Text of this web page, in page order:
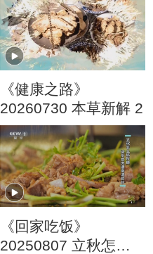
夺目的光束
《健康之路》
20260730 本草新解 2
《回家吃饭》
20250807 立秋怎么